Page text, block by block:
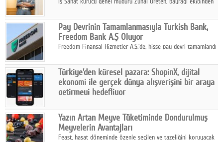
Pay Devrinin Tamamlanmasıyla Turkish Bank,
Freedom Bank A.Ş Oluyor
Freedom Finansal Hizmetler A.Ş.'de, hisse pay devri tamamlandı
Turkish Bank'ın ticaret unvanının “Freedom Bank A.Ş.” olmasına
karar verildi.
Türkiye'den küresel pazara: ShopinX, dijital
ekonomi ile gerçek dünya alışverişini bir araya
getirmeyi hedefliyor
ekonomi ile gerçek dünya alışveriş deneyimi arasında köprü
kurmayı hedefleyen vizyonuyla uluslararası pazarlara açılıyor.
Yazın Artan Meyve Tüketiminde Dondurulmuş
Meyvelerin Avantajları
Feast, hasat döneminde özenle seçilen ve tazeliğini koruyacak